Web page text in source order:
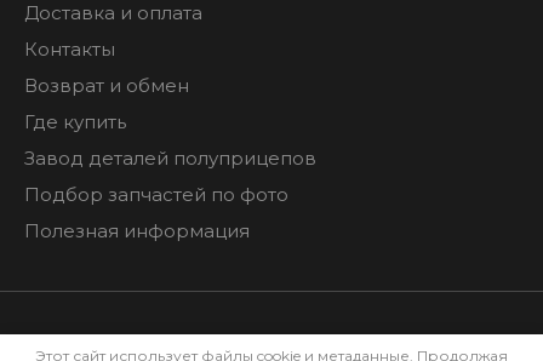
Доставка и оплата
Контакты
Возврат и обмен
Где купить
Завод деталей полуприцепов
Подбор запчастей по фото
Полезная информация
Этот сайт использует файлы cookie и метаданные. Продолжая